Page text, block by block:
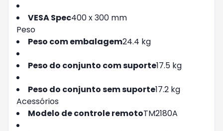
VESA Spec400 x 300 mm
Peso
Peso com embalagem24.4 kg
Peso do conjunto com suporte17.5 kg
Peso do conjunto sem suporte17.2 kg
Acessórios
Modelo de controle remotoTM2180A